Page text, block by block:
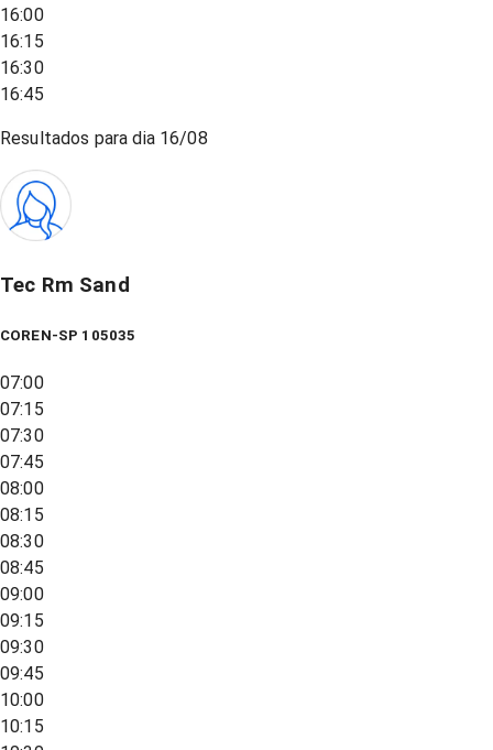
16:00
16:15
16:30
16:45
Resultados para dia 16/08
Tec Rm Sand
COREN-SP 105035
07:00
07:15
07:30
07:45
08:00
08:15
08:30
08:45
09:00
09:15
09:30
09:45
10:00
10:15